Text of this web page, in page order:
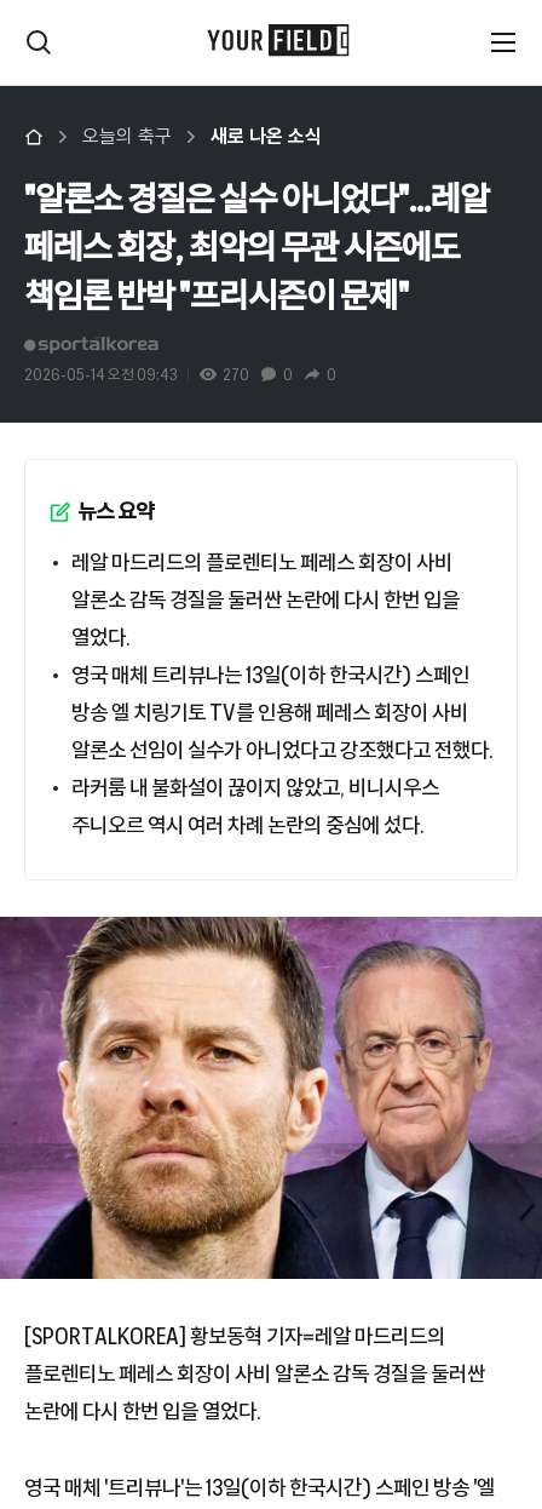
오늘의 축구 새로 나온 소식
"알론소 경질은 실수 아니었다"...레알
페레스 회장, 최악의 무관 시즌에도
책임론 반박 "프리시즌이 문제"
2026-05-14 오전 09:43 270 0 0
뉴스 요약
레알 마드리드의 플로렌티노 페레스 회장이 사비
알론소 감독 경질을 둘러싼 논란에 다시 한번 입을
열었다.
영국 매체 트리뷰나는 13일(이하 한국시간) 스페인
방송 엘 치링기토 TV를 인용해 페레스 회장이 사비
알론소 선임이 실수가 아니었다고 강조했다고 전했다.
라커룸 내 불화설이 끊이지 않았고, 비니시우스
주니오르 역시 여러 차례 논란의 중심에 섰다.
[SPORTALKOREA] 황보동혁 기자=레알 마드리드의
플로렌티노 페레스 회장이 사비 알론소 감독 경질을 둘러싼
논란에 다시 한번 입을 열었다.
영국 매체 '트리뷰나'는 13일(이하 한국시간) 스페인 방송 '엘